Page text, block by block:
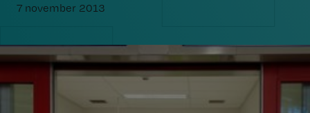
7 november 2013